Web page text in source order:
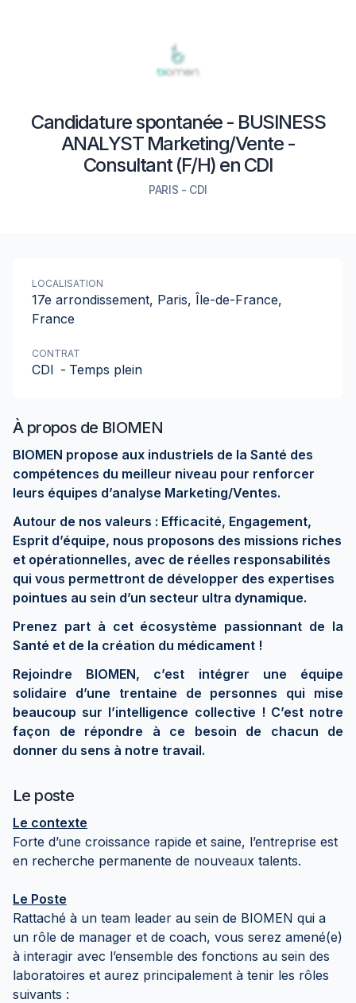
Candidature spontanée - BUSINESS
ANALYST Marketing/Vente -
Consultant (F/H) en CDI
PARIS - CDI
À propos de BIOMEN
BIOMEN propose aux industriels de la Santé des
compétences du meilleur niveau pour renforcer
leurs équipes d’analyse Marketing/Ventes.
Autour de nos valeurs : Efficacité, Engagement,
Esprit d’équipe, nous proposons des missions riches
et opérationnelles, avec de réelles responsabilités
qui vous permettront de développer des expertises
pointues au sein d’un secteur ultra dynamique.
Prenez part à cet écosystème passionnant de la
Santé et de la création du médicament !
Rejoindre BIOMEN, c’est intégrer une équipe
solidaire d’une trentaine de personnes qui mise
beaucoup sur l’intelligence collective ! C’est notre
façon de répondre à ce besoin de chacun de
donner du sens à notre travail.
Le poste
Le contexte
Forte d’une croissance rapide et saine, l’entreprise est
en recherche permanente de nouveaux talents.
Le Poste
Rattaché à un team leader au sein de BIOMEN qui a
un rôle de manager et de coach, vous serez amené(e)
à interagir avec l’ensemble des fonctions au sein des
laboratoires et aurez principalement à tenir les rôles
suivants :
LOCALISATION
17e arrondissement, Paris, Île-de-France,
France
CONTRAT
CDI - Temps plein